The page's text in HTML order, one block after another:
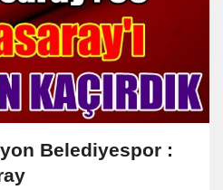
Belediyespor :